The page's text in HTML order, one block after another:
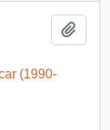
(1990-